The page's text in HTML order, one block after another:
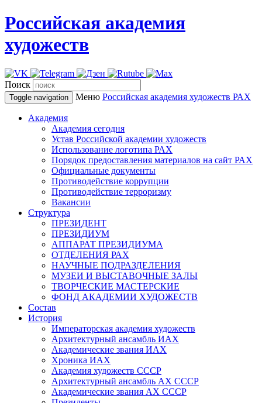
Российская академия
художеств
Поиск
Toggle navigation Меню Российская академия художеств РАХ
Академия
Академия сегодня
Устав Российской академии художеств
Использование логотипа РАХ
Порядок предоставления материалов на сайт РАХ
Официальные документы
Противодействие коррупции
Противодействие терроризму
Вакансии
Структура
ПРЕЗИДЕНТ
ПРЕЗИДИУМ
АППАРАТ ПРЕЗИДИУМА
ОТДЕЛЕНИЯ РАХ
НАУЧНЫЕ ПОДРАЗДЕЛЕНИЯ
МУЗЕИ И ВЫСТАВОЧНЫЕ ЗАЛЫ
ТВОРЧЕСКИЕ МАСТЕРСКИЕ
ФОНД АКАДЕМИИ ХУДОЖЕСТВ
Состав
История
Императорская академия художеств
Архитектурный ансамбль ИАХ
Академические звания ИАХ
Хроника ИАХ
Академия художеств СССР
Архитектурный ансамбль АХ СССР
Академические звания АХ СССР